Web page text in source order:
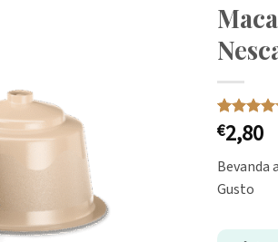
Valutato
su 5
di
1
recensioni
€2,80
Bevanda
Gusto